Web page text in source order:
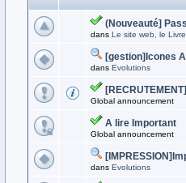
(Nouveauté]
dans Le site web, le
[gestion]Icones
dans Evolutions
Global announcement
A lire Important
Global announcement
dans Evolutions